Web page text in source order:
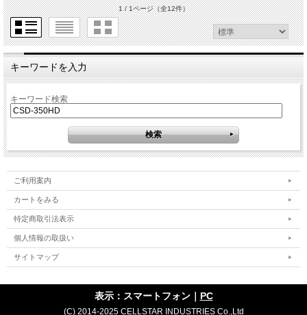
1 / 1ページ（全12件）
キーワードを入力
キーワード検索
ご利用案内
カートをみる
特定商取引法表示
個人情報の取扱い
サイトマップ
表示：スマートフォン｜ PC
(C) 2014-2025 CELLSTAR INDUSTRIES Co.,Ltd